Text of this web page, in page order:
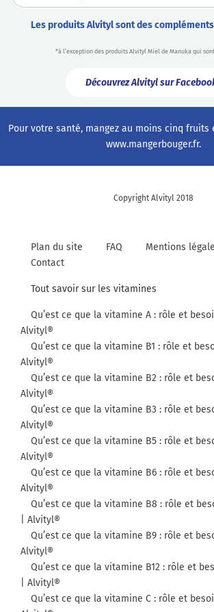
Les produits Alvityl sont des
*à l’exception des produits Alvityl Miel de Manuka qui
Découvrez Alvityl sur
Pour votre santé, mangez au moins cinq fruits
www.mangerbouger.fr.
Copyright Alvityl 2018
Plan du site FAQ
Mentions
Contact
Tout savoir sur les vitamines
Qu’est ce que la vitamine A : rôle et
Alvityl®
Qu’est ce que la vitamine B1 : rôle et
Alvityl®
Qu’est ce que la vitamine B2 : rôle et
Alvityl®
Qu’est ce que la vitamine B3 : rôle et
Alvityl®
Qu’est ce que la vitamine B5 : rôle et
Alvityl®
Qu’est ce que la vitamine B6 : rôle et
Alvityl®
Qu’est ce que la vitamine B8 : rôle et
| Alvityl®
Qu’est ce que la vitamine B9 : rôle et
Alvityl®
Qu’est ce que la vitamine B12 : rôle et
| Alvityl®
Qu’est ce que la vitamine C : rôle et